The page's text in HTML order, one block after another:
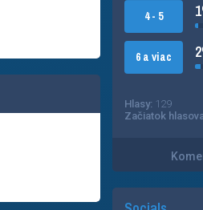
4 - 5
6 a viac
Hlasy: 129
Začiatok